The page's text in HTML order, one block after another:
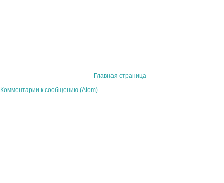
Главная страница
Комментарии к сообщению (Atom)